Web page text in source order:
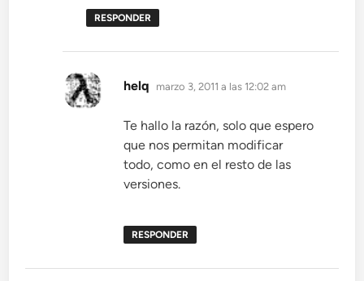
RESPONDER
helq dice:
marzo 3, 2011 a las 12:02 am
Te hallo la razón, solo que espero
que nos permitan modificar
todo, como en el resto de las
versiones.
RESPONDER